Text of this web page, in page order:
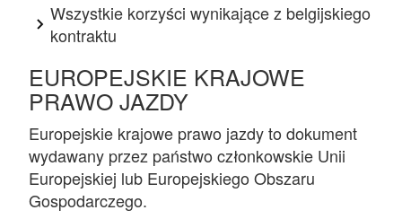
Wszystkie korzyści wynikające z belgijskiego
kontraktu
EUROPEJSKIE KRAJOWE
PRAWO JAZDY
Europejskie krajowe prawo jazdy to dokument
wydawany przez państwo członkowskie Unii
Europejskiej lub Europejskiego Obszaru
Gospodarczego.